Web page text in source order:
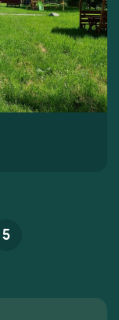
5